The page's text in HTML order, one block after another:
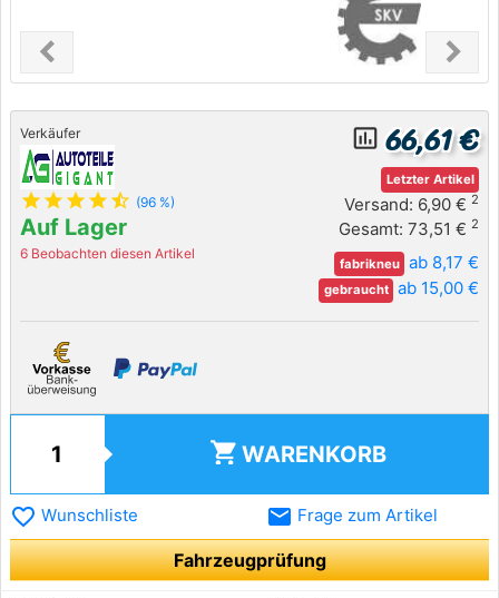
chevron_leftPrevious chevron_right
Next
Verkäufer
star star star star star_half (96 %)
Auf Lager
6 Beobachten diesen Artikel
insert_chart_outlined 66,61 €
Letzter Artikel
Versand: 6,90 € 2
Gesamt: 73,51 € 2
fabrikneu ab 8,17 €
gebraucht ab 15,00 €
shopping_cart WARENKORB
favorite_border Wunschliste email Frage zum Artikel
Fahrzeugprüfung